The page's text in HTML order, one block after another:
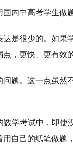
内中高考学生做
是很少的。如果
，更快、更有效
题。这一点虽然
数学考试中，即
自己的纸笔做题